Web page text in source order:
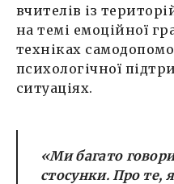
вчителів із
на темі емоційної
техніках
психологічної
ситуаціях.
«Ми багато
стосунки. Про те,